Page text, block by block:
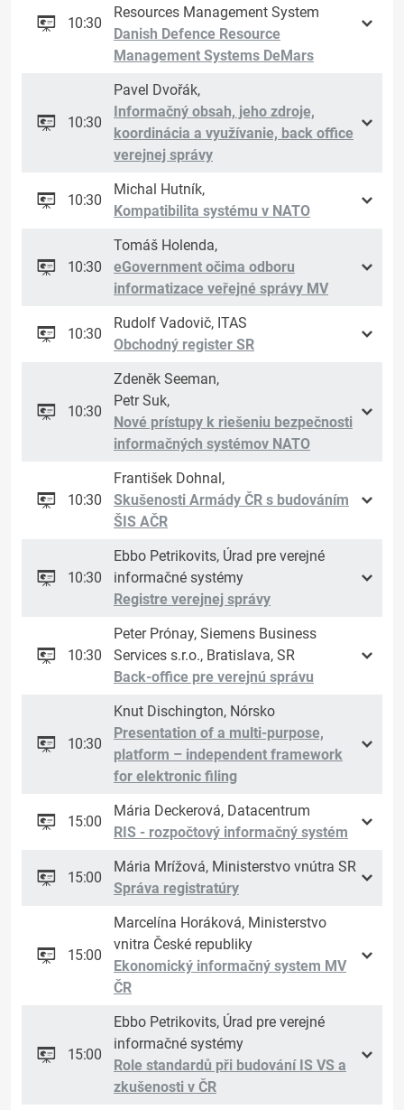
10:30
Resources Management System
Danish Defence Resource
Management Systems DeMars
10:30
Pavel Dvořák,
Informačný obsah, jeho zdroje,
koordinácia a využívanie, back office
verejnej správy
10:30
Michal Hutník,
Kompatibilita systému v NATO
10:30
Tomáš Holenda,
eGovernment očima odboru
informatizace veřejné správy MV
10:30
Rudolf Vadovič, ITAS
Obchodný register SR
10:30
Zdeněk Seeman,
Petr Suk,
Nové prístupy k riešeniu bezpečnosti
informačných systémov NATO
10:30
František Dohnal,
Skušenosti Armády ČR s budováním
ŠIS AČR
10:30
Ebbo Petrikovits, Úrad pre verejné
informačné systémy
Registre verejnej správy
10:30
Peter Prónay, Siemens Business
Services s.r.o., Bratislava, SR
Back-office pre verejnú správu
10:30
Knut Dischington, Nórsko
Presentation of a multi-purpose,
platform – independent framework
for elektronic filing
15:00
Mária Deckerová, Datacentrum
RIS - rozpočtový informačný systém
15:00
Mária Mrížová, Ministerstvo vnútra SR
Správa registratúry
15:00
Marcelína Horáková, Ministerstvo
vnitra České republiky
Ekonomický informačný system MV
ČR
15:00
Ebbo Petrikovits, Úrad pre verejné
informačné systémy
Role standardů při budování IS VS a
zkušenosti v ČR